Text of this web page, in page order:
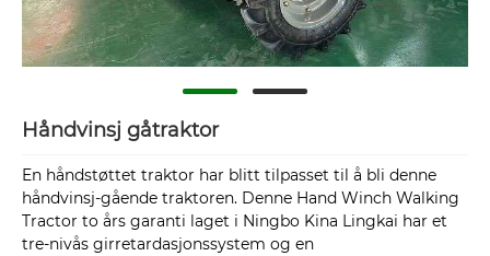
Håndvinsj gåtraktor
En håndstøttet traktor har blitt tilpasset til å bli denne
håndvinsj-gående traktoren. Denne Hand Winch Walking
Tractor to års garanti laget i Ningbo Kina Lingkai har et
tre-nivås girretardasjonssystem og en